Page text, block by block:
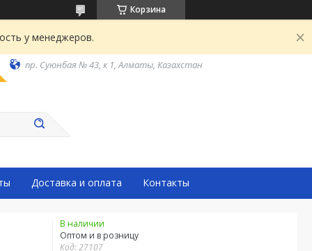
Корзина
у менеджеров.
пр. Суюнбая № 43, к 1, Алматы, Казахстан
Доставка и оплата Контакты
В наличии
Оптом и в розницу
Код:27107